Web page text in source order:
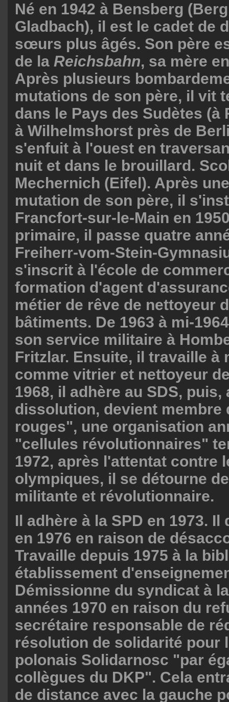
Né en 1942 à Bensberg
Gladbach), il est le cadet de
sœurs plus âgés. Son père
de la Reichsbahn, sa mère
Après plusieurs
mutations de son père, il vit
dans le Pays des Sudètes (à
à Wilhelmshorst près de
s'enfuit à l'ouest en
nuit et dans le brouillard.
Mechernich (Eifel). Après
mutation de son père, il
Francfort-sur-le-Main en
primaire, il passe quatre
Freiherr-vom-Stein-
s'inscrit à l'école de
formation d'agent
métier de rêve de nettoyeur
bâtiments. De 1963 à mi-
son service militaire à
Fritzlar. Ensuite, il travaille à
comme vitrier et nettoyeur
1968, il adhère au SDS, puis,
dissolution, devient membre
rouges", une organisation
"cellules révolutionnaires"
1972, après l'attentat contre
olympiques, il se détourne
militante et révolutionnaire.
Il adhère à la SPD en 1973.
en 1976 en raison de
Travaille depuis 1975 à la
établissement
Démissionne du syndicat à
années 1970 en raison du
secrétaire responsable de
résolution de solidarité pour
polonais Solidarnosc "par
collègues du DKP". Cela
de distance avec la gauche